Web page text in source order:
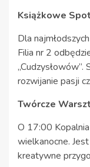
Książkowe
Dla
Filia nr 2
rozwijanie pasji
Twórcze
O 17:00
wielkanocne.
kreatywne